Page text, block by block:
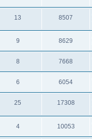
13 8507
9 8629
8 7668
6 6054
25 17308
4 10053